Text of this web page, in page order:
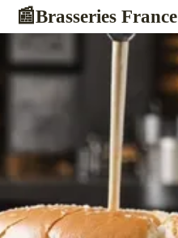
📰Brasseries France